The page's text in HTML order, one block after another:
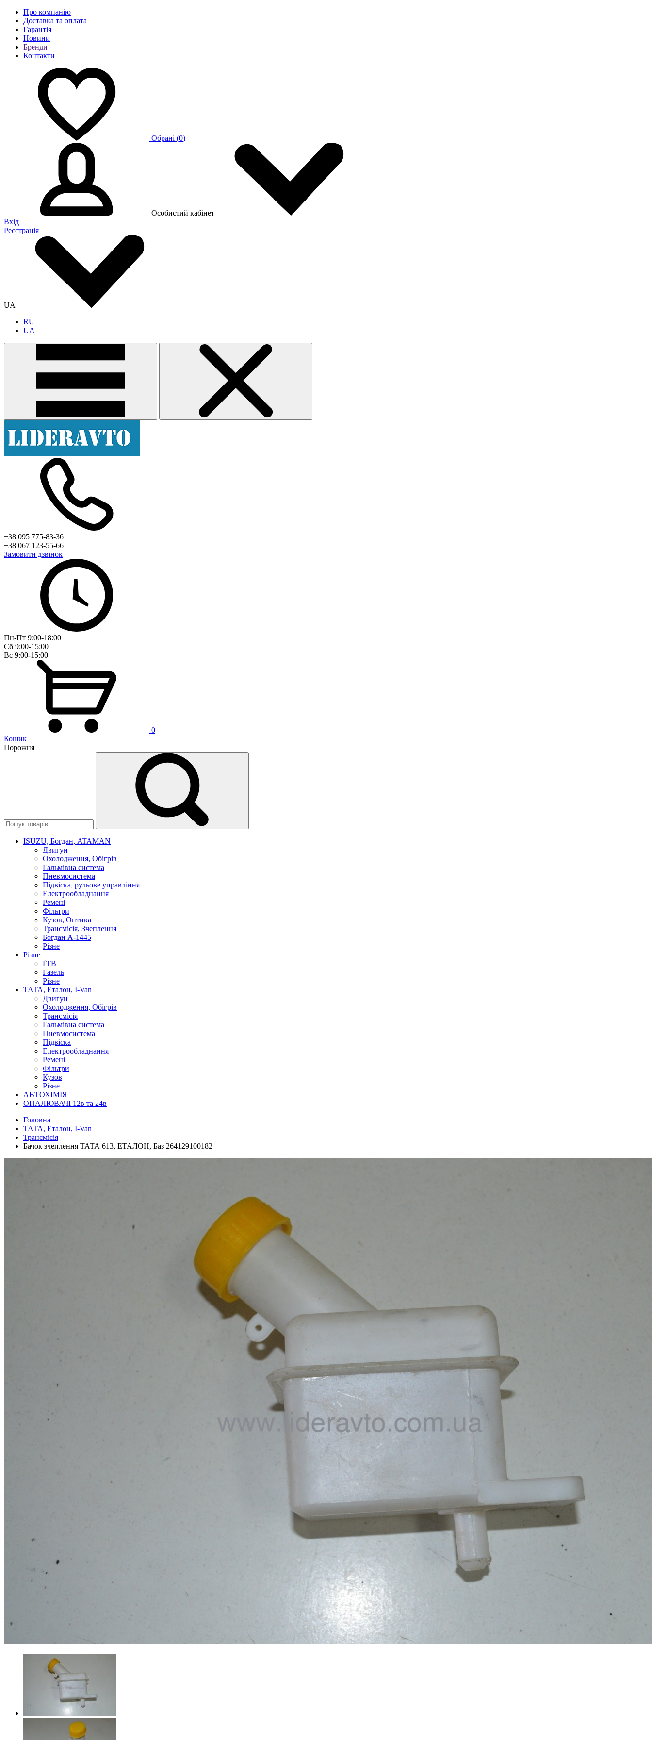
Про компанію
Доставка та оплата
Гарантія
Новини
Бренди
Контакти
Обрані (0)
Особистий кабінет
Вхід
Реєстрація
UA
RU
UA
+38 095 775-83-36
+38 067 123-55-66
Замовити дзвінок
Пн-Пт 9:00-18:00
Сб 9:00-15:00
Вс 9:00-15:00
0
Кошик
Порожня
ISUZU, Богдан, ATAMAN
Двигун
Охолодження, Обігрів
Гальмівна система
Пневмосистема
Підвіска, рульове управління
Електрообладнання
Ремені
Фільтри
Кузов, Оптика
Трансмісія, Зчеплення
Богдан А-1445
Різне
Різне
ҐТВ
Газель
Різне
ТАТА, Еталон, I-Van
Двигун
Охолодження, Обігрів
Трансмісія
Гальмівна система
Пневмосистема
Підвіска
Електрообладнання
Ремені
Фільтри
Кузов
Різне
АВТОХІМІЯ
ОПАЛЮВАЧІ 12в та 24в
Головна
ТАТА, Еталон, I-Van
Трансмісія
Бачок зчеплення ТАТА 613, ЕТАЛОН, Баз 264129100182